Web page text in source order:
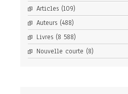
Articles (109)
Auteurs (488)
Livres (8 588)
Nouvelle courte (8)